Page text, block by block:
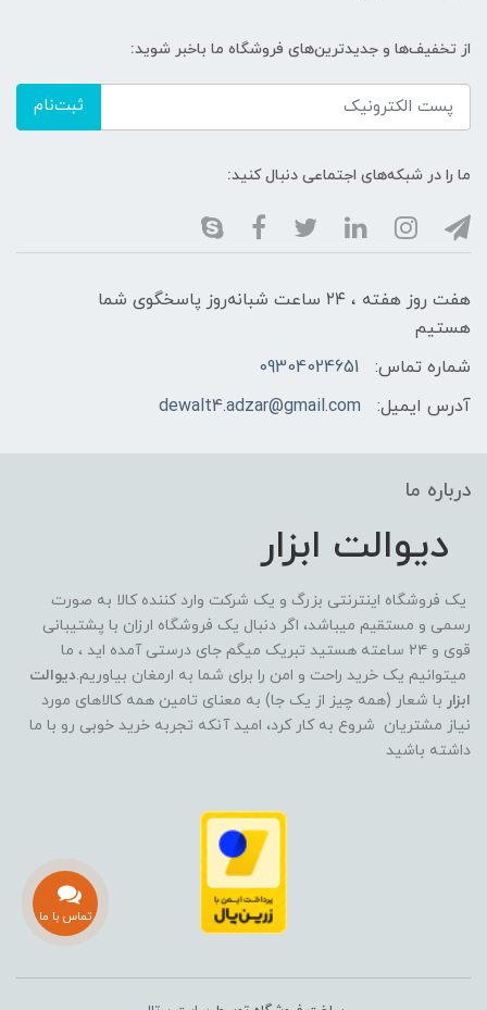
از تخفیف‌ها و جدیدترین‌های فروشگاه ما باخبر شوید:
ثبت‌نام
ما را در شبکه‌های اجتماعی دنبال کنید:
هفت روز هفته ، ۲۴ ساعت شبانه‌روز پاسخگوی شما
هستیم
شماره تماس:
09304024651
آدرس ایمیل:
dewalt4.adzar@gmail.com
درباره ما
دیوالت ابزار
یک فروشگاه اینترنتی بزرگ و یک شرکت وارد کننده کالا به صورت
رسمی و مستقیم میباشد، اگر دنبال یک فروشگاه ارزان با پشتیبانی
قوی و ۲۴ ساعته هستید تبریک میگم جای درستی آمده اید ، ما
میتوانیم یک خرید راحت و امن را برای شما به ارمغان بیاوریم.دیوالت
ابزار با شعار (همه چیز از یک جا) به معنای تامین همه کالاهای مورد
نیاز مشتریان شروع به کار کرد، امید آنکه تجربه خرید خوبی رو با ما
داشته باشید
تماس با ما